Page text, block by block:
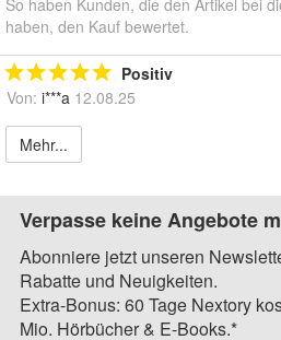
haben, den Kauf bewertet.
Positiv
Von: i***a 12.08.25
Mehr...
Verpasse keine Angebote
Abonniere jetzt unseren
Rabatte und Neuigkeiten.
Extra-Bonus: 60 Tage Nextory
Mio. Hörbücher & E-Books.*